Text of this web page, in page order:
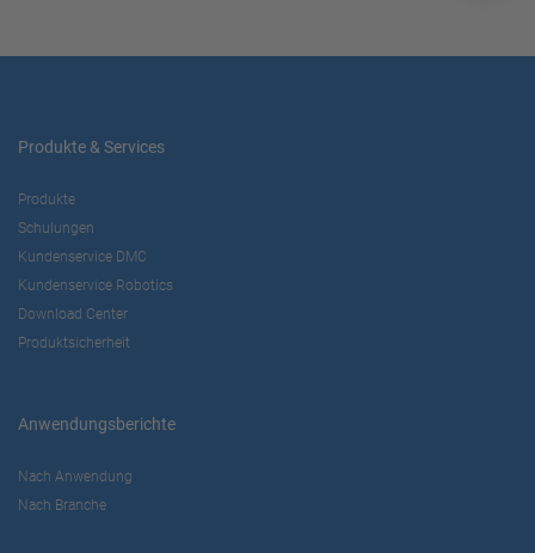
Produkte & Services
Produkte
Schulungen
Kundenservice DMC
Kundenservice Robotics
Download Center
Produktsicherheit
Anwendungsberichte
Nach Anwendung
Nach Branche